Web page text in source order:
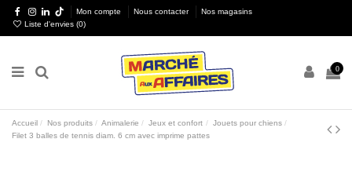
Mon compte Nous contacter
Nos magasins
Liste d'envies (0)
0
Accueil Nos produits Animalerie Jeux et confort
Jouets pour chiens
Filet 3 balles de tennis diam. 6 cm avec imprime pattes